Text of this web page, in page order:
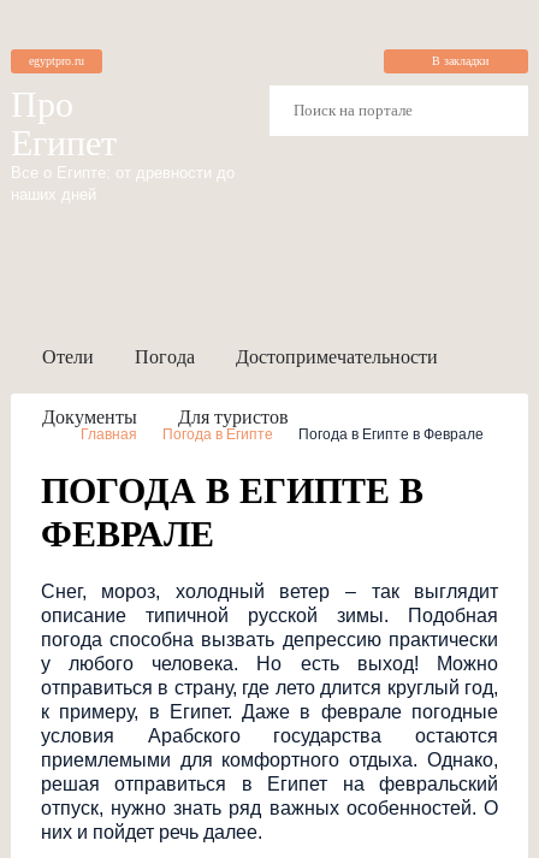
egyptpro.ru
Про
Египет
Все о Египте: от древности до
наших дней
В закладки
Отели Погода Достопримечательности
Документы Для туристов
Главная Погода в Египте Погода в Египте в Феврале
ПОГОДА В ЕГИПТЕ В
ФЕВРАЛЕ
Снег, мороз, холодный ветер – так выглядит
описание типичной русской зимы. Подобная
погода способна вызвать депрессию практически
у любого человека. Но есть выход! Можно
отправиться в страну, где лето длится круглый год,
к примеру, в Египет. Даже в феврале погодные
условия Арабского государства остаются
приемлемыми для комфортного отдыха. Однако,
решая отправиться в Египет на февральский
отпуск, нужно знать ряд важных особенностей. О
них и пойдет речь далее.